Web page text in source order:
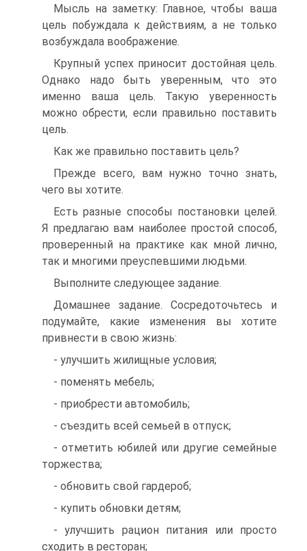
Мысль на заметку: Главное, чтобы ваша
цель побуждала к действиям, а не только
возбуждала воображение.
Крупный успех приносит достойная цель.
Однако надо быть уверенным, что это
именно ваша цель. Такую уверенность
можно обрести, если правильно поставить
цель.
Как же правильно поставить цель?
Прежде всего, вам нужно точно знать,
чего вы хотите.
Есть разные способы постановки целей.
Я предлагаю вам наиболее простой способ,
проверенный на практике как мной лично,
так и многими преуспевшими людьми.
Выполните следующее задание.
Домашнее задание. Сосредоточьтесь и
подумайте, какие изменения вы хотите
привнести в свою жизнь:
- улучшить жилищные условия;
- поменять мебель;
- приобрести автомобиль;
- съездить всей семьей в отпуск;
- отметить юбилей или другие семейные
торжества;
- обновить свой гардероб;
- купить обновки детям;
- улучшить рацион питания или просто
сходить в ресторан;